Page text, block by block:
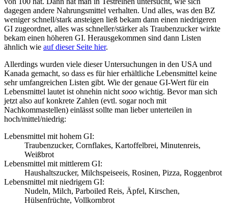
dagegen andere Nahrungsmittel verhalten. Und alles, was den BZ
weniger schnell/stark ansteigen ließ bekam dann einen niedrigeren
GI zugeordnet, alles was schneller/stärker als Traubenzucker wirkte
bekam einen höheren GI. Herausgekommen sind dann Listen
ähnlich wie auf dieser Seite hier.
Allerdings wurden viele dieser Untersuchungen in den USA und
Kanada gemacht, so dass es für hier erhältliche Lebensmittel keine
sehr umfangreichen Listen gibt. Wie der genaue GI-Wert für ein
Lebensmittel lautet ist ohnehin nicht sooo wichtig. Bevor man sich
jetzt also auf konkrete Zahlen (evtl. sogar noch mit
Nachkommastellen) einlässt sollte man lieber unterteilen in
hoch/mittel/niedrig:
Lebensmittel mit hohem GI:
Traubenzucker, Cornflakes, Kartoffelbrei, Minutenreis,
Weißbrot
Lebensmittel mit mittlerem GI:
Haushaltszucker, Milchspeiseeis, Rosinen, Pizza, Roggenbrot
Lebensmittel mit niedrigem GI:
Nudeln, Milch, Parboiled Reis, Äpfel, Kirschen,
Hülsenfrüchte, Vollkornbrot